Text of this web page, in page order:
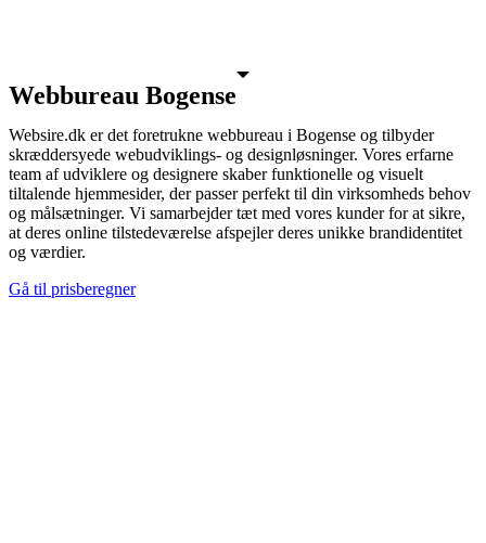
Webbureau Bogense
Websire.dk er det foretrukne webbureau i Bogense og tilbyder
skræddersyede webudviklings- og designløsninger. Vores erfarne
team af udviklere og designere skaber funktionelle og visuelt
tiltalende hjemmesider, der passer perfekt til din virksomheds behov
og målsætninger. Vi samarbejder tæt med vores kunder for at sikre,
at deres online tilstedeværelse afspejler deres unikke brandidentitet
og værdier.
Gå til prisberegner